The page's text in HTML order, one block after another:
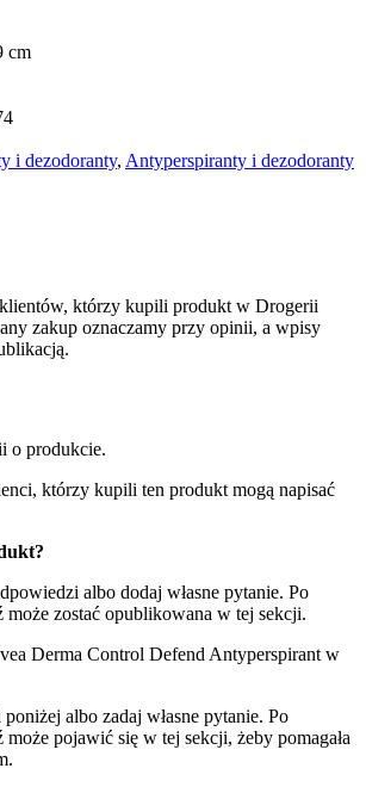
cm
i dezodoranty, Antyperspiranty i dezodoranty
którzy kupili produkt w Drogerii
zakup oznaczamy przy opinii, a wpisy
o produkcie.
którzy kupili ten produkt mogą napisać
albo dodaj własne pytanie. Po
może zostać opublikowana w tej sekcji.
Derma Control Defend Antyperspirant w
albo zadaj własne pytanie. Po
pojawić się w tej sekcji, żeby pomagała